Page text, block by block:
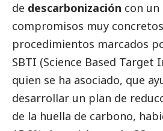
de descarbonización con un
compromisos muy
procedimientos marcados
SBTI (Science Based Target
quien se ha asociado, que
desarrollar un plan de
de la huella de carbono,